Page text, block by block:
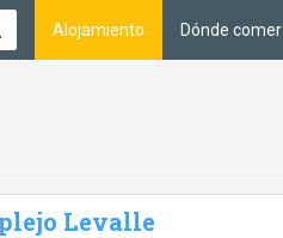
Alojamiento Dónde comer
Levalle